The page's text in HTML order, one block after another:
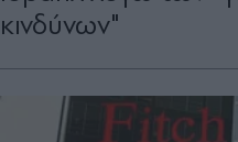
κινδύνων"